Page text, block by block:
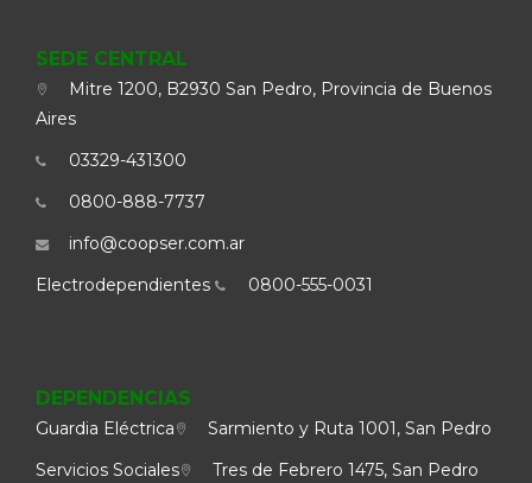
SEDE CENTRAL
Mitre 1200, B2930 San Pedro, Provincia de Buenos
Aires
03329-431300
0800-888-7737
info@coopser.com.ar
Electrodependientes
0800-555-0031
DEPENDENCIAS
Guardia Eléctrica
Sarmiento y Ruta 1001, San Pedro
Servicios Sociales
Tres de Febrero 1475, San Pedro